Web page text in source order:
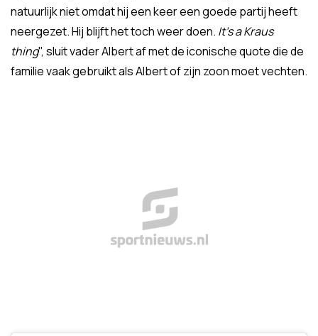
natuurlijk niet omdat hij een keer een goede partij heeft
neergezet. Hij blijft het toch weer doen. It's a Kraus
thing", sluit vader Albert af met de iconische quote die de
familie vaak gebruikt als Albert of zijn zoon moet vechten.